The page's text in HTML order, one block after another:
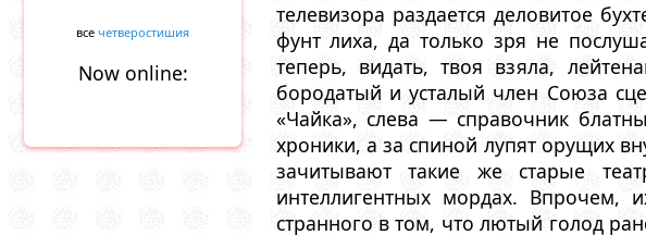
все четверостишия
Now online:
телевизора раздается деловитое
фунт лиха, да только зря не
теперь, видать, твоя взяла,
бородатый и усталый член Союза
«Чайка», слева — справочник
хроники, а за спиной лупят орущих
зачитывают такие же старые
интеллигентных мордах.
странного в том, что лютый голод